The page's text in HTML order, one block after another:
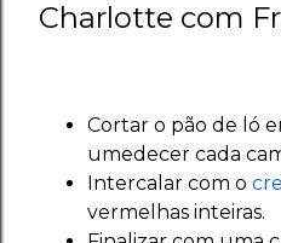
Charlotte com
Cortar o pão de ló
umedecer cada
Intercalar com o
vermelhas inteiras.